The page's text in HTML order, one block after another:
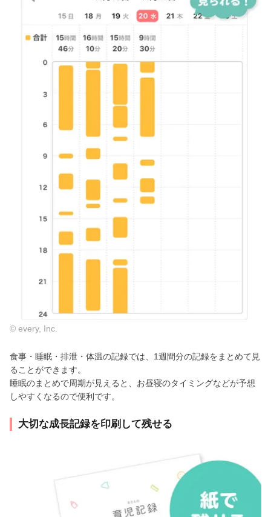
© every, Inc.
食事・睡眠・排泄・体温の記録では、1週間分の記録をまとめて見
ることができます。
睡眠のまとめで周期が見えると、お昼寝のタイミングなどが予想
しやすくなるので便利です。
大切な成長記録を印刷して残せる